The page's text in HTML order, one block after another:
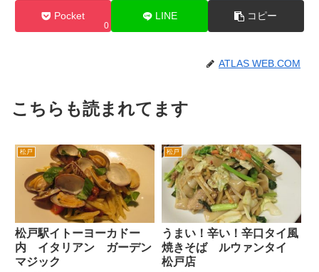
Pocket
0
LINE コピー
ATLAS WEB.COM
こちらも読まれてます
松戸
松戸駅イトーヨーカドー
内 イタリアン ガーデン
マジック
松戸
うまい！辛い！辛口タイ風
焼きそば ルウァンタイ
松戸店